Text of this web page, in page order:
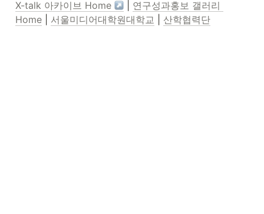
X-talk 아카이브 Home
연구성과홍보 갤러리
Home
서울미디어대학원대학교 산학협력단